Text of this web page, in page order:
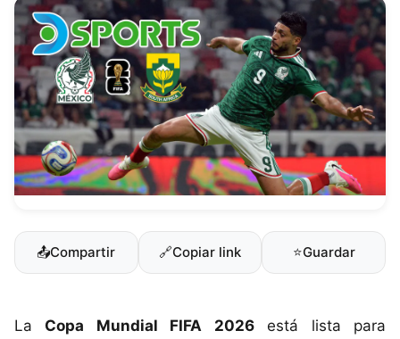
📤Compartir 🔗Copiar link ⭐Guardar
La Copa Mundial FIFA 2026está lista para